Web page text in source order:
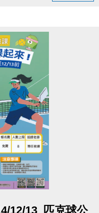
您的耐心與體諒
:
news/pageID/1/
12/13_匹克球公